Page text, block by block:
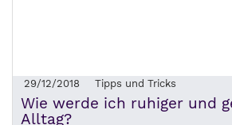
29/12/2018 Tipps und Tricks
Wie werde ich ruhiger und
Alltag?